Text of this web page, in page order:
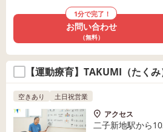
1分で完了！
お問い合わせ
（無料）
【運動療育】TAKUMI（たく
空きあり 土日祝営業
アクセス
二子新地駅から